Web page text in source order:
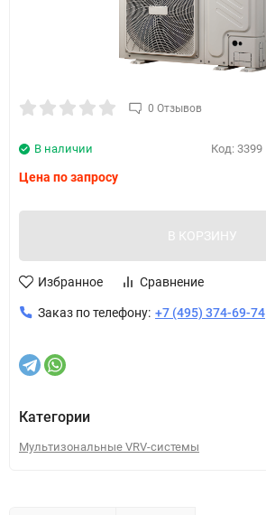
0 Отзывов
Код: 3399
В наличии
Цена по запросу
В КОРЗИНУ
Избранное Сравнение
Заказ по телефону: +7 (495) 374-69-74
Категории
Мультизональные VRV-системы